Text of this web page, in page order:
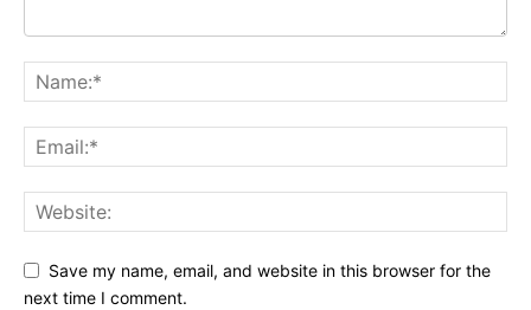
Save my name, email, and website in this browser for the
next time I comment.